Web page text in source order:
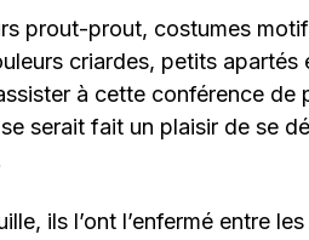
prout-prout, costumes
criardes, petits apartés
à cette conférence de
serait fait un plaisir de se
ils l’ont l’enfermé entre